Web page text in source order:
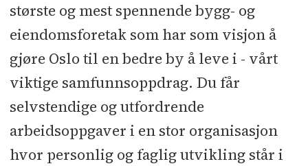
største og mest spennende bygg- og
eiendomsforetak som har som visjon å
gjøre Oslo til en bedre by å leve i - vårt
viktige samfunnsoppdrag. Du får
selvstendige og utfordrende
arbeidsoppgaver i en stor organisasjon
hvor personlig og faglig utvikling står i